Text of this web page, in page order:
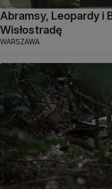
Abramsy, Leopardy i
Wisłostradę
WARSZAWA